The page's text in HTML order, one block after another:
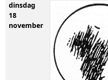
dinsdag
18
november